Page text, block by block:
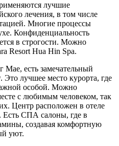
лучшие
лечения, в том числе
Многие процессы
Конфиденциальность
в строгости. Можно
Resort Hua Hin Spa.
Мае, есть замечательный
Это лучшее место курорта, где
особой. Можно
с любимым человеком, так
Центр расположен в отеле
Есть СПА салоны, где в
создавая комфортную
уют.